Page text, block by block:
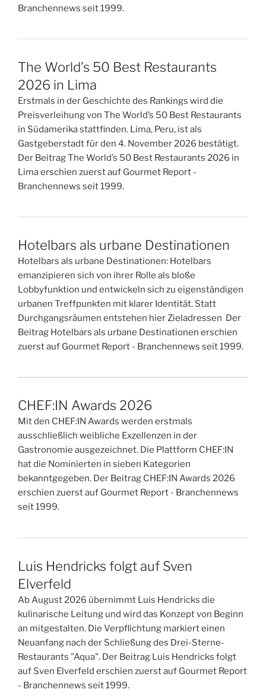
Branchennews seit 1999.
The World’s 50 Best Restaurants
2026 in Lima
Erstmals in der Geschichte des Rankings wird die
Preisverleihung von The World’s 50 Best Restaurants
in Südamerika stattfinden. Lima, Peru, ist als
Gastgeberstadt für den 4. November 2026 bestätigt.
Der Beitrag The World’s 50 Best Restaurants 2026 in
Lima erschien zuerst auf Gourmet Report -
Branchennews seit 1999.
Hotelbars als urbane Destinationen
Hotelbars als urbane Destinationen: Hotelbars
emanzipieren sich von ihrer Rolle als bloße
Lobbyfunktion und entwickeln sich zu eigenständigen
urbanen Treffpunkten mit klarer Identität. Statt
Durchgangsräumen entstehen hier Zieladressen Der
Beitrag Hotelbars als urbane Destinationen erschien
zuerst auf Gourmet Report - Branchennews seit 1999.
CHEF:IN Awards 2026
Mit den CHEF:IN Awards werden erstmals
ausschließlich weibliche Exzellenzen in der
Gastronomie ausgezeichnet. Die Plattform CHEF:IN
hat die Nominierten in sieben Kategorien
bekanntgegeben. Der Beitrag CHEF:IN Awards 2026
erschien zuerst auf Gourmet Report - Branchennews
seit 1999.
Luis Hendricks folgt auf Sven
Elverfeld
Ab August 2026 übernimmt Luis Hendricks die
kulinarische Leitung und wird das Konzept von Beginn
an mitgestalten. Die Verpflichtung markiert einen
Neuanfang nach der Schließung des Drei-Sterne-
Restaurants "Aqua". Der Beitrag Luis Hendricks folgt
auf Sven Elverfeld erschien zuerst auf Gourmet Report
- Branchennews seit 1999.